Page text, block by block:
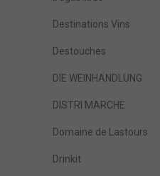
Destinations Vins
Destouches
DIE WEINHANDLUNG
DISTRI MARCHE
Domaine de Lastours
Drinkit